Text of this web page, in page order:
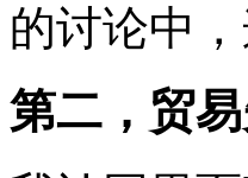
的讨论中
第二，贸